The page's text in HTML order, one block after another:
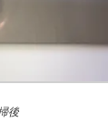
後